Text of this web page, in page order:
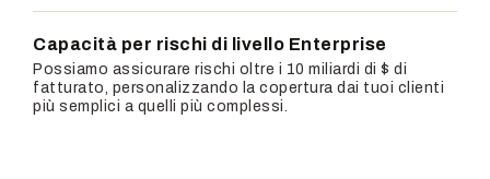
Capacità per rischi di livello Enterprise
Possiamo assicurare rischi oltre i 10 miliardi di $ di
fatturato, personalizzando la copertura dai tuoi clienti
più semplici a quelli più complessi.